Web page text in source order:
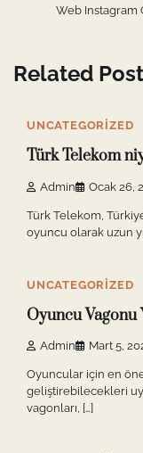
Web Instagram
Related
UNCATEGORIZED
Türk Telekom
Admin Ocak 26,
Türk Telekom,
oyuncu olarak uzun
UNCATEGORIZED
Oyuncu Vagonu
Admin Mart 5,
Oyuncular için en
geliştirebilecekleri
vagonları, […]